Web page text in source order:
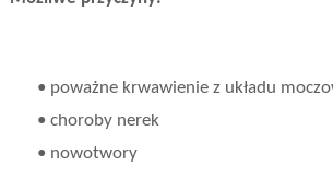
• poważne krwawienie z układu
• choroby nerek
• nowotwory